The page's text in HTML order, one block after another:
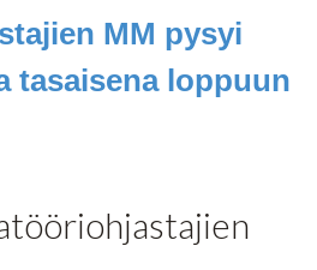
MM pysyi
tasaisena loppuun